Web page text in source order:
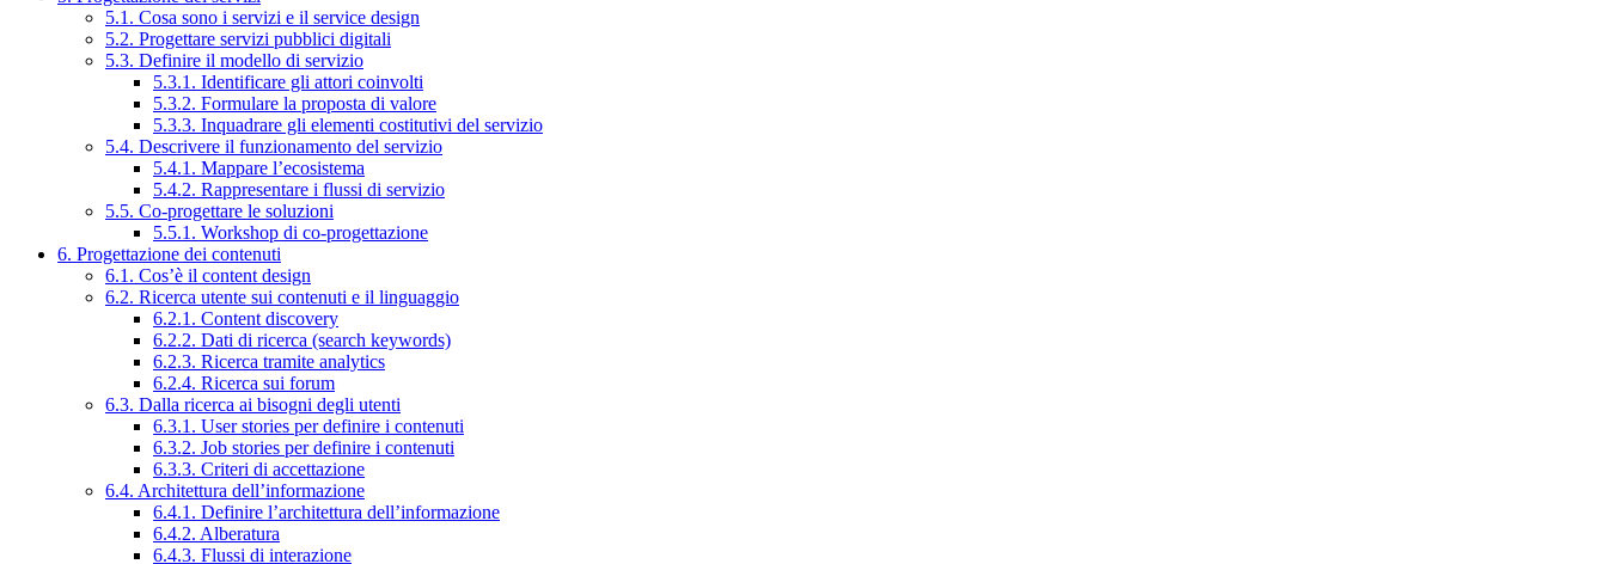
5.1. Cosa sono i servizi e il service design
5.2. Progettare servizi pubblici digitali
5.3. Definire il modello di servizio
5.3.1. Identificare gli attori coinvolti
5.3.2. Formulare la proposta di valore
5.3.3. Inquadrare gli elementi costitutivi del servizio
5.4. Descrivere il funzionamento del servizio
5.4.1. Mappare l’ecosistema
5.4.2. Rappresentare i flussi di servizio
5.5. Co-progettare le soluzioni
5.5.1. Workshop di co-progettazione
6. Progettazione dei contenuti
6.1. Cos’è il content design
6.2. Ricerca utente sui contenuti e il linguaggio
6.2.1. Content discovery
6.2.2. Dati di ricerca (search keywords)
6.2.3. Ricerca tramite analytics
6.2.4. Ricerca sui forum
6.3. Dalla ricerca ai bisogni degli utenti
6.3.1. User stories per definire i contenuti
6.3.2. Job stories per definire i contenuti
6.3.3. Criteri di accettazione
6.4. Architettura dell’informazione
6.4.1. Definire l’architettura dell’informazione
6.4.2. Alberatura
6.4.3. Flussi di interazione